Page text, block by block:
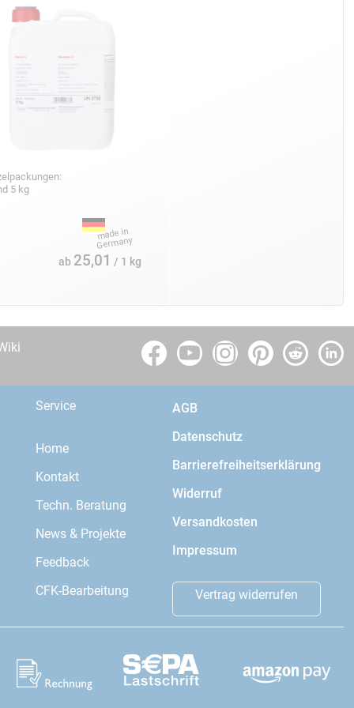
5 kg
ab 25,01 / 1 kg
Service
Home
Kontakt
Techn. Beratung
News & Projekte
Feedback
CFK-Bearbeitung
AGB
Datenschutz
Barrierefreiheitserklärung
Widerruf
Versandkosten
Impressum
Vertrag widerrufen